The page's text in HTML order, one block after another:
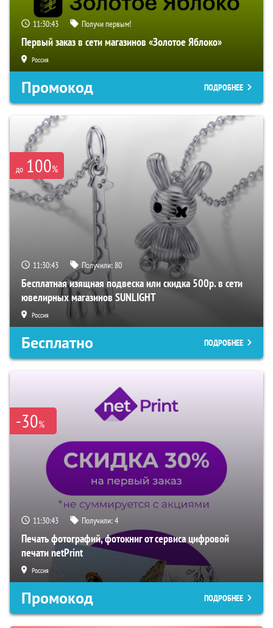
11:30:42 Получи первым!
Первый заказ в сети магазинов «Золотое Яблоко»
Россия
Промокод ПОДРОБНЕЕ
до 100%
11:30:42 Получили:80
Бесплатная изящная подвеска или скидка 500р. в сети
ювелирных магазинов SUNLIGHT
Россия
Бесплатно ПОДРОБНЕЕ
-30%
11:30:42 Получили:4
Печать фотографий, фотокниг от сервиса цифровой
печати netPrint
Россия
Промокод ПОДРОБНЕЕ